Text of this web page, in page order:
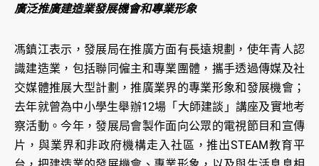
廣泛推廣建造業發展機會和專業形象
馮鎮江表示，發展局在推廣方面有長遠規劃，使年青人認
識建造業，包括聯同僱主和專業團體，攜手透過傳媒及社
交媒體推展大型計劃，推廣業界的專業形象和發展機會；
去年就曾為中小學生舉辦12場「大師建談」講座及實地考
察活動。今年，發展局會製作面向公眾的電視節目和宣傳
片，與業界和非政府機構走入社區，推出STEAM教育平